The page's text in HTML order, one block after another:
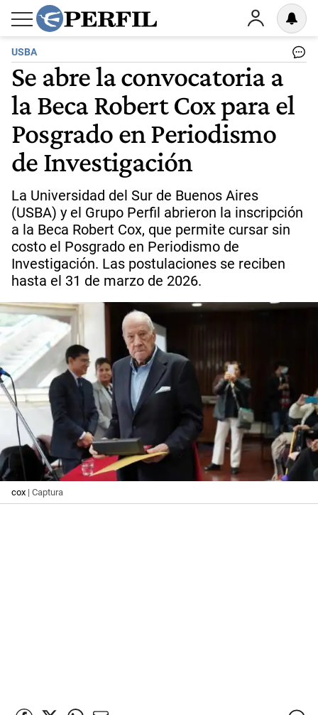
USBA
Se abre la convocatoria a
la Beca Robert Cox para el
Posgrado en Periodismo
de Investigación
La Universidad del Sur de Buenos Aires
(USBA) y el Grupo Perfil abrieron la inscripción
a la Beca Robert Cox, que permite cursar sin
costo el Posgrado en Periodismo de
Investigación. Las postulaciones se reciben
hasta el 31 de marzo de 2026.
cox | Captura